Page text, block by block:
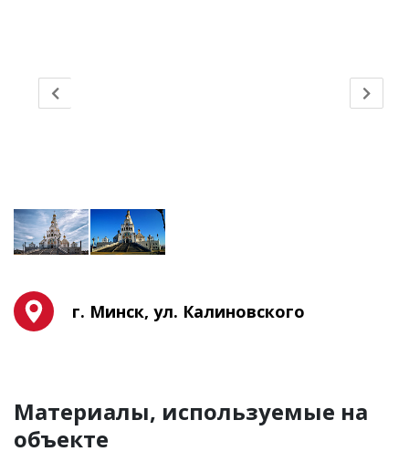
г. Минск, ул. Калиновского
Материалы, используемые на
объекте